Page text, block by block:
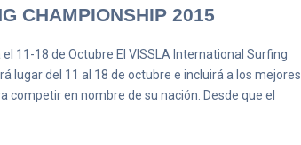
CHAMPIONSHIP 2015
11-18 de Octubre El VISSLA International Surfing
lugar del 11 al 18 de octubre e incluirá a los mejores
en nombre de su nación. Desde que el